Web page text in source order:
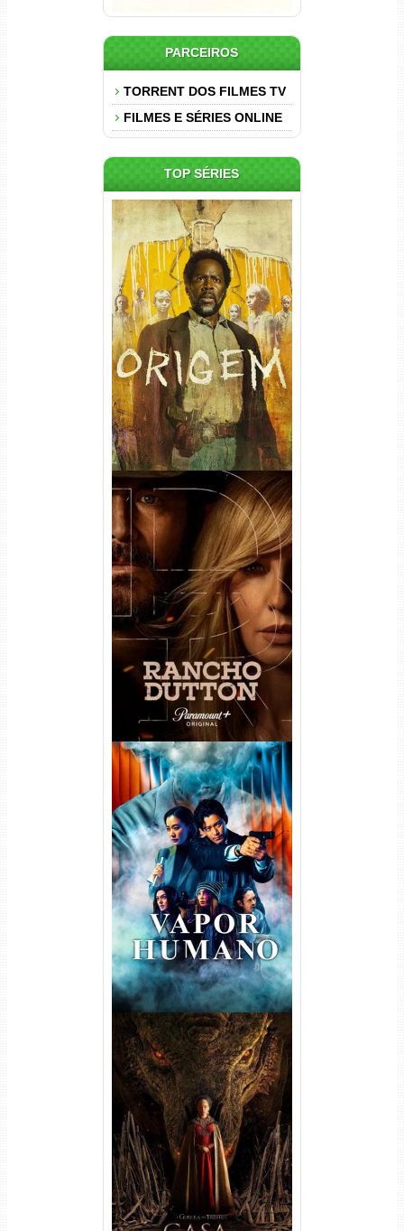
PARCEIROS
TORRENT DOS FILMES TV
FILMES E SÉRIES ONLINE
TOP SÉRIES
Origem 4ª Temporada Torrent
(2026) WEB-DL 1080p/4K
Dual Áudio
Rancho Dutton 1ª
Temporada Torrent (2026)
WEB-DL 1080p Dual Áudio
Vapor Humano 1ª Temporada
Torrent (2026) WEB-DL 1080p
Dual Áudio
A Casa do Dragão 1ª
Temporada Torrent (2022)
WEB-DL 720p/1080p Dual
Áudio